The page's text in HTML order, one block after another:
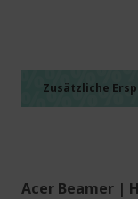
Zusätzliche
Acer Beamer |